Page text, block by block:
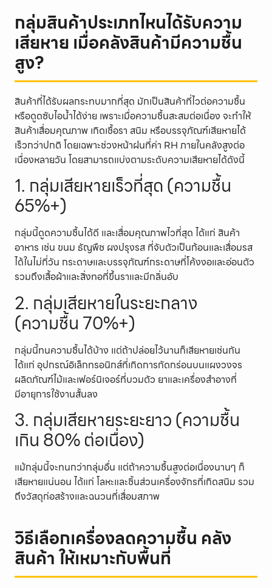
กลุ่มสินค้าประเภทไหนได้รับความ
เสียหาย เมื่อคลังสินค้ามีความชื้น
สูง?
สินค้าที่ได้รับผลกระทบมากที่สุด มักเป็นสินค้าที่ไวต่อความชื้น
หรือดูดซับไอน้ำได้ง่าย เพราะเมื่อความชื้นสะสมต่อเนื่อง จะทำให้
สินค้าเสื่อมคุณภาพ เกิดเชื้อรา สนิม หรือบรรจุภัณฑ์เสียหายได้
เร็วกว่าปกติ โดยเฉพาะช่วงหน้าฝนที่ค่า RH ภายในคลังสูงต่อ
เนื่องหลายวัน โดยสามารถแบ่งตามระดับความเสียหายได้ดังนี้
1. กลุ่มเสียหายเร็วที่สุด (ความชื้น
65%+)
กลุ่มนี้ดูดความชื้นได้ดี และเสื่อมคุณภาพไวที่สุด ได้แก่ สินค้า
อาหาร เช่น ขนม ธัญพืช ผงปรุงรส ที่จับตัวเป็นก้อนและเสื่อมรส
ได้ในไม่กี่วัน กระดาษและบรรจุภัณฑ์กระดาษที่โค้งงอและอ่อนตัว
รวมถึงเสื้อผ้าและสิ่งทอที่ขึ้นราและมีกลิ่นอับ
2. กลุ่มเสียหายในระยะกลาง
(ความชื้น 70%+)
กลุ่มนี้ทนความชื้นได้บ้าง แต่ถ้าปล่อยไว้นานก็เสียหายเช่นกัน
ได้แก่ อุปกรณ์อิเล็กทรอนิกส์ที่เกิดการกัดกร่อนบนแผงวงจร
ผลิตภัณฑ์ไม้และเฟอร์นิเจอร์ที่บวมตัว ยาและเครื่องสำอางที่
มีอายุการใช้งานสั้นลง
3. กลุ่มเสียหายระยะยาว (ความชื้น
เกิน 80% ต่อเนื่อง)
แม้กลุ่มนี้จะทนกว่ากลุ่มอื่น แต่ถ้าความชื้นสูงต่อเนื่องนานๆ ก็
เสียหายแน่นอน ได้แก่ โลหะและชิ้นส่วนเครื่องจักรที่เกิดสนิม รวม
ถึงวัสดุก่อสร้างและฉนวนที่เสื่อมสภาพ
วิธีเลือกเครื่องลดความชื้น คลัง
สินค้า ให้เหมาะกับพื้นที่